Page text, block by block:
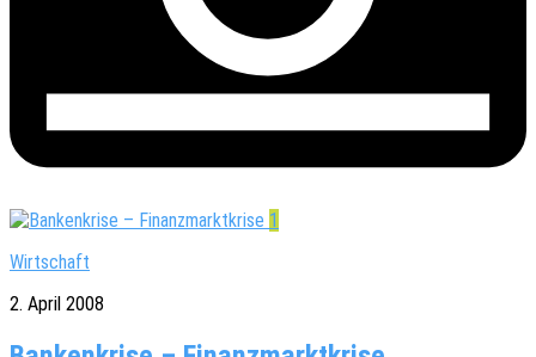
1
Wirtschaft
2. April 2008